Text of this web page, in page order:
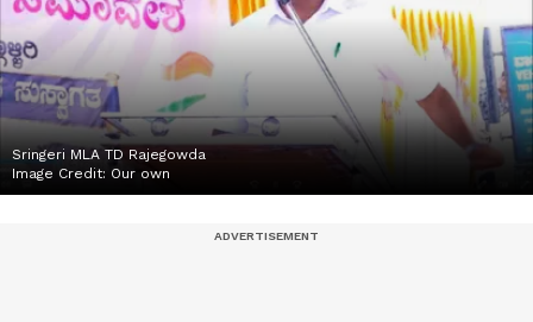
Sringeri MLA TD Rajegowda
Image Credit: Our own